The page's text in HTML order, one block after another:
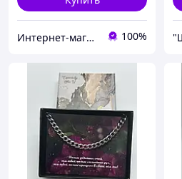
Интернет-магазин "LuckyCase" 100%